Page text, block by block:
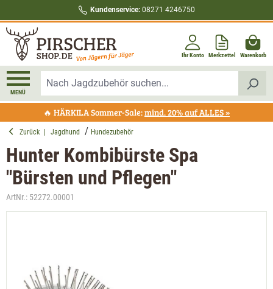
Kundenservice: 08271 4246750
Ihr Konto Merkzettel Warenkorb
MENÜ
🔥 HÄRKILA Sommer-Sale:mind. 20% auf ALLES »
Zurück Jagdhund Hundezubehör
Hunter Kombibürste Spa
"Bürsten und Pflegen"
ArtNr.: 52272.00001